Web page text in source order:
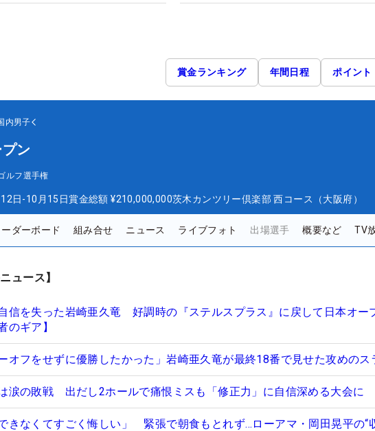
賞金ランキング 年間日程 ポイント
内男子
ン
ルフ選手権
日-10月15日賞金総額 ¥210,000,000茨木カンツリー倶楽部 西コース（大阪府）
ーダーボード 組み合せ ニュース ライブフォト 出場選手 概要など TV
ュース】
信を失った岩崎亜久竜 好調時の『ステルスプラス』に戻して日本オー
のギア】
ーオフをせずに優勝したかった」岩崎亜久竜が最終18番で見せた攻めのス
涙の敗戦 出だし2ホールで痛恨ミスも「修正力」に自信深める大会に
できなくてすごく悔しい」 緊張で朝食もとれず…ローアマ・岡田晃平の“